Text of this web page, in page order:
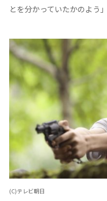
とを分かっていたかのよう
(C)テレビ朝日